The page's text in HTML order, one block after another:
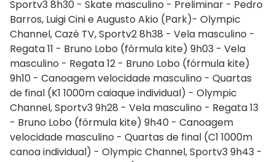
Sportv3 8h30 - Skate masculino - Preliminar - Pedro
Barros, Luigi Cini e Augusto Akio (Park)- Olympic
Channel, Cazé TV, Sportv2 8h38 - Vela masculino -
Regata 11 - Bruno Lobo (fórmula kite) 9h03 - Vela
masculino - Regata 12 - Bruno Lobo (fórmula kite)
9h10 - Canoagem velocidade masculino - Quartas
de final (K1 1000m caiaque individual) - Olympic
Channel, Sportv3 9h28 - Vela masculino - Regata 13
- Bruno Lobo (fórmula kite) 9h40 - Canoagem
velocidade masculino - Quartas de final (C1 1000m
canoa individual) - Olympic Channel, Sportv3 9h43 -